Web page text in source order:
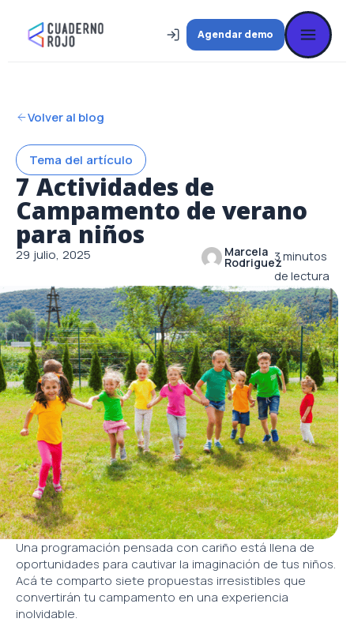
contenido
Agendar demo
Volver al blog
Tema del artículo
7 Actividades de
Campamento de verano
para niños
Marcela
Rodriguez
29 julio, 2025 3 minutos
de lectura
Una programación pensada con cariño está llena de
oportunidades para cautivar la imaginación de tus niños.
Acá te comparto siete propuestas irresistibles que
convertirán tu campamento en una experiencia
inolvidable.